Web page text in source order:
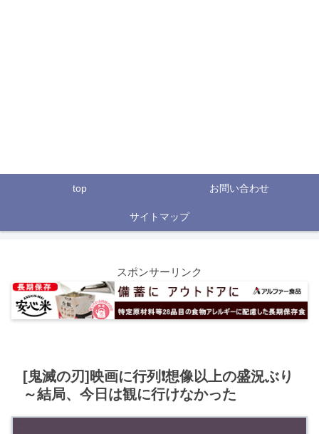
top お問い合わせ
サイトマップ
スポンサーリンク
[鬼滅の刃]映画に行列❗想像以上の盛況ぶり
～結局、今日は観に行けなかった